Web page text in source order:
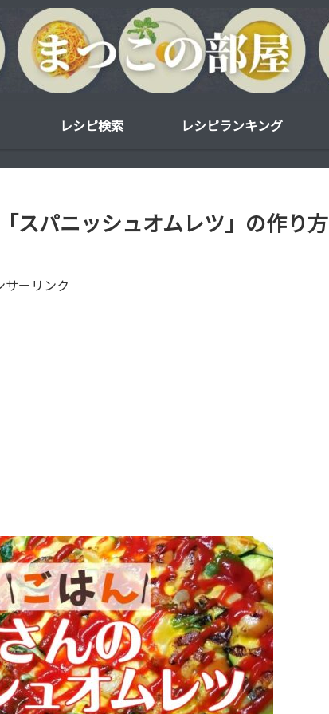
レシピ検索 レシピランキング
スパニッシュオムレツ」の作り方
サーリンク